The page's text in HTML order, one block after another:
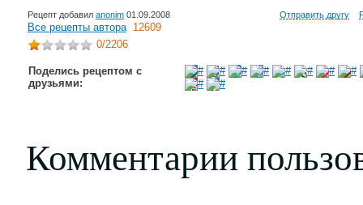
Рецепт добавил anonim 01.09.2008 Отправить другу
Все рецепты автора 12609
0/2206
Поделись рецептом с
друзьями:
Комментарии